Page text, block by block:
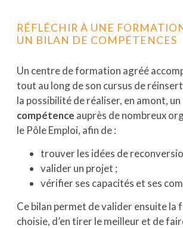
RÉFLÉCHIR À UNE
UN BILAN DE COMPÉTENCES
Un centre de formation agréé
tout au long de son cursus de
la possibilité de réaliser, en amont, un
compétence auprès de nombreux
le Pôle Emploi, afin de :
trouver les idées de
valider un projet ;
vérifier ses capacités et ses
Ce bilan permet de valider ensuite la
choisie, d’en tirer le meilleur et de